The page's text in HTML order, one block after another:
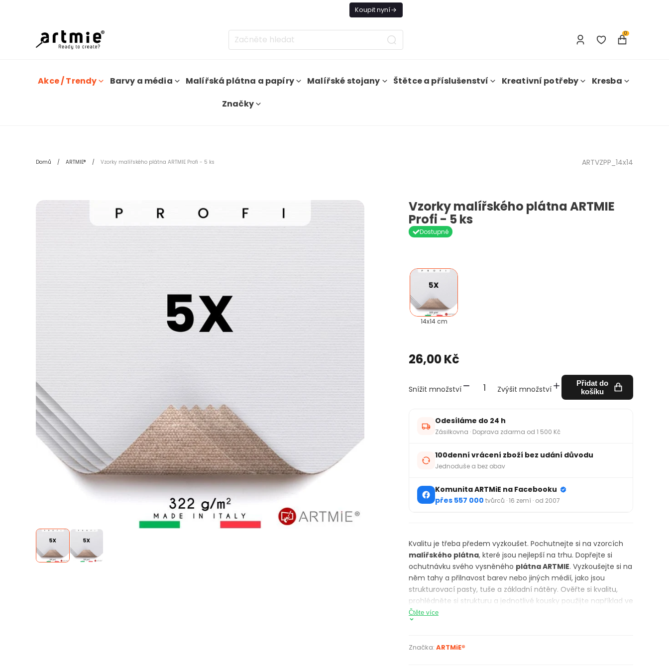
Koupit nyní
0
Akce / Trendy Barvy a média Malířská plátna a papíry Malířské stojany Štětce a příslušenství Kreativní potřeby
Kresba
Značky
Domů ARTMIE® Vzorky malířského plátna ARTMIE Profi - 5 ks ARTVZPP_14x14
Vzorky malířského plátna ARTMIE
Profi - 5 ks
Dostupné
14x14 cm
26,00 Kč
Snížit množství Zvýšit množství
Přidat do
košíku
Odesíláme do 24 h
Zásilkovna · Doprava zdarma od 1 500 Kč
100denní vrácení zboží bez udání důvodu
Jednoduše a bez obav
Komunita ARTMiE na Facebooku
přes 557 000 tvůrců · 16 zemí · od 2007
Kvalitu je třeba předem vyzkoušet. Pochutnejte si na vzorcích
malířského plátna, které jsou nejlepší na trhu. Dopřejte si
ochutnávku svého vysněného plátna ARTMIE. Vyzkoušejte si na
něm tahy a přilnavost barev nebo jiných médií, jako jsou
strukturovací pasty, tuše a základní nátěry. Ověřte si kvalitu,
prohlédněte si strukturu a jednotlivé kousky použijte například ve
svých studiích nebo při výrobě miniaturních malovaných
magnetek.
Vzorky pláten ARTMIE
Čtěte více
Značka: ARTMiE®